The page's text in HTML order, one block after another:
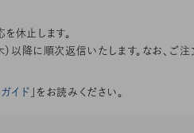
休止します。
降に順次返信いたします。なお、ご注
イド 」をお読みください。